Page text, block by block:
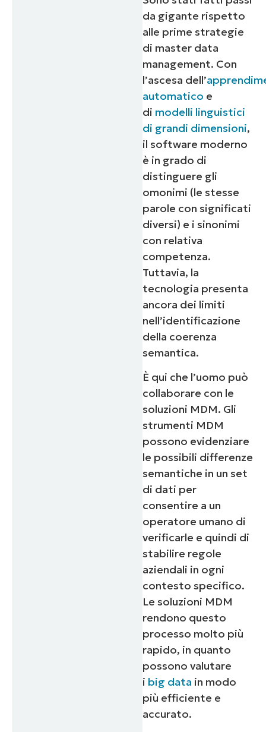
da gigante rispetto
alle prime strategie
di master data
management. Con
l’ascesa dell’
automatico e
di modelli linguistici
di grandi dimensioni,
il software moderno
è in grado di
distinguere gli
omonimi (le stesse
parole con significati
diversi) e i sinonimi
con relativa
competenza.
Tuttavia, la
tecnologia presenta
ancora dei limiti
nell’identificazione
della coerenza
semantica.
È qui che l’uomo può
collaborare con le
soluzioni MDM. Gli
strumenti MDM
possono evidenziare
le possibili differenze
semantiche in un set
di dati per
consentire a un
operatore umano di
verificarle e quindi di
stabilire regole
aziendali in ogni
contesto specifico.
Le soluzioni MDM
rendono questo
processo molto più
rapido, in quanto
possono valutare
i big data in modo
più efficiente e
accurato.